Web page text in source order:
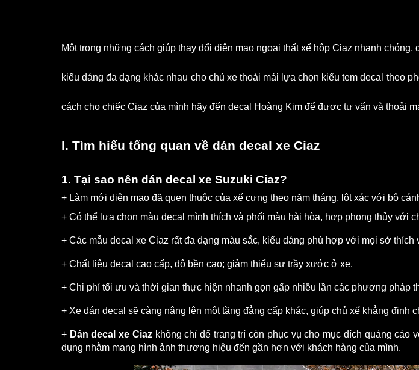
Một trong những cách giúp thay đổi diện mạo ngoại thất xế hộp Ciaz nhanh
kiểu dáng đa dạng khác nhau cho chủ xe thoải mái lựa chọn kiểu tem decal theo
cách cho chiếc Ciaz của mình hãy đến decal Hoàng Kim để được tư vấn và thoải
I. Tìm hiểu tổng quan về dán decal xe Ciaz
1. Tại sao nên dán decal xe Suzuki Ciaz?
+ Làm mới diện mạo đã quen thuộc của xế cưng theo năm tháng, lột xác với bộ
+ Có thể lựa chọn màu decal mình thích và phối màu hài hòa, hợp phong thủy với
+ Các mẫu decal xe Ciaz rất đa dạng màu sắc, kiểu dáng phù hợp với mọi sở thích
+ Chất liệu decal cao cấp, độ bền cao; giảm thiểu sự trầy xước ở xe.
+ Chi phí tối ưu và thời gian thực hiện nhanh gọn gấp nhiều lần các phương pháp
+ Xe dán decal sẽ càng nâng lên một tầng đẳng cấp khác, giúp chủ xế khẳng định
+ Dán decal xe Ciaz không chỉ để trang trí còn phục vụ cho mục đích quảng cáo
dụng nhằm mang hình ảnh thương hiệu đến gần hơn với khách hàng của mình.